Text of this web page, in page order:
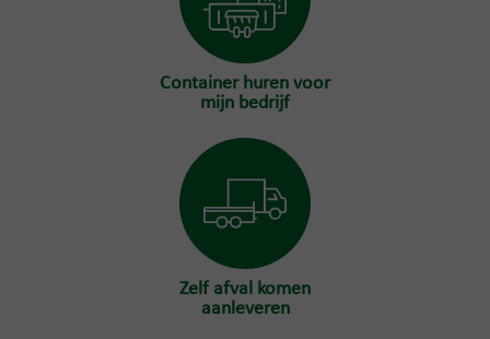
Container huren voor
mijn bedrijf
Zelf afval komen
aanleveren